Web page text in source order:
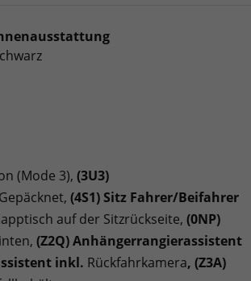
(Mode 3), (3U3)
(4S1) Sitz Fahrer/Beifahrer
auf der Sitzrückseite, (0NP)
(Z2Q) Anhängerrangierassistent
inkl. Rückfahrkamera, (Z3A)